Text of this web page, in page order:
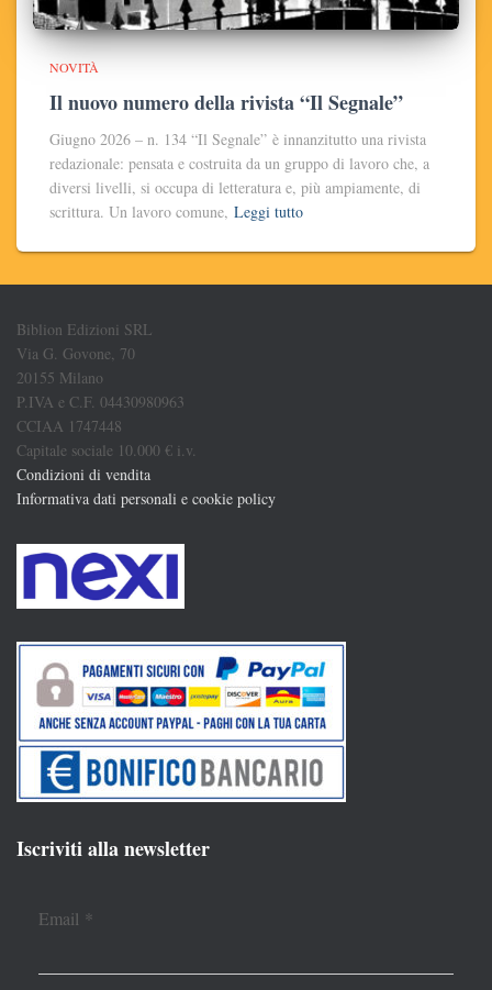
NOVITÀ
Il nuovo numero della rivista “Il Segnale”
Giugno 2026 – n. 134 “Il Segnale” è innanzitutto una rivista
redazionale: pensata e costruita da un gruppo di lavoro che, a
diversi livelli, si occupa di letteratura e, più ampiamente, di
scrittura. Un lavoro comune, Leggi tutto
Biblion Edizioni SRL
Via G. Govone, 70
20155 Milano
P.IVA e C.F. 04430980963
CCIAA 1747448
Capitale sociale 10.000 € i.v.
Condizioni di vendita
Informativa dati personali e cookie policy
Iscriviti alla newsletter
Email *